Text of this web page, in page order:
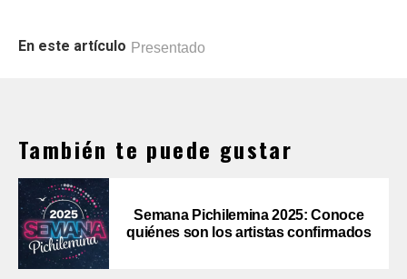
En este artículo Presentado
También te puede gustar
Semana Pichilemina 2025: Conoce
quiénes son los artistas confirmados